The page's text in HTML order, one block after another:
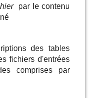
par le contenu
des tables
fichiers d'entrées
comprises par